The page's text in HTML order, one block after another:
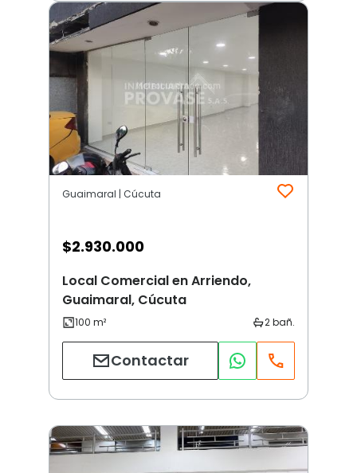
Guaimaral | Cúcuta
$2.930.000
Local Comercial en Arriendo,
Guaimaral, Cúcuta
Contactar